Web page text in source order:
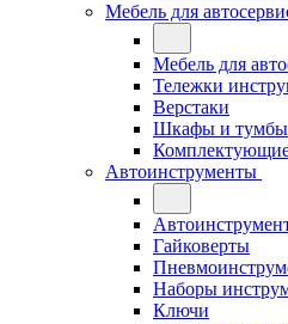
Мебель для
Мебель для
Тележки
Верстаки
Шкафы и тумбы
Автоинструменты
Гайковерты
Наборы
Ключи